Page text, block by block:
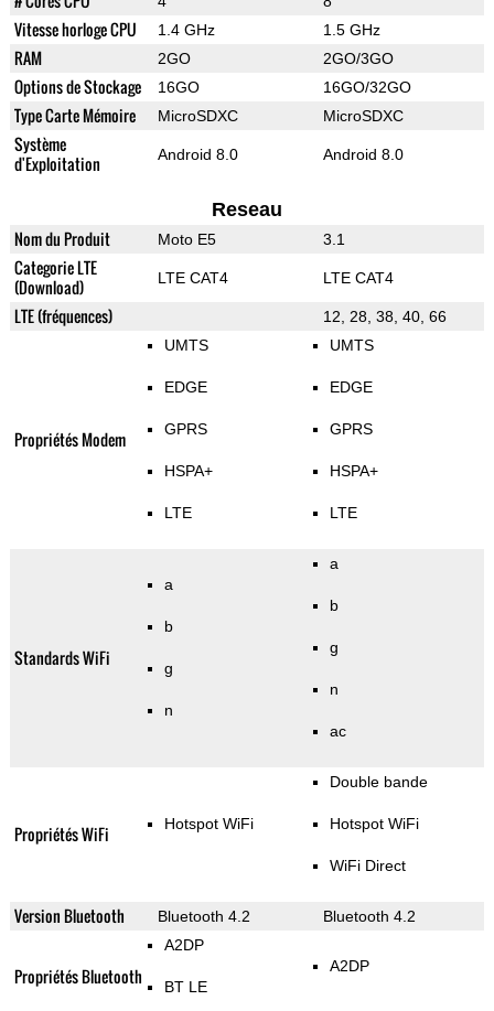
Vitesse horloge CPU 1.4 GHz 1.5 GHz
RAM 2GO 2GO/3GO
Options de Stockage 16GO 16GO/32GO
Type Carte Mémoire MicroSDXC MicroSDXC
Système
d'Exploitation
Android 8.0 Android 8.0
Reseau
Nom du Produit Moto E5 3.1
Categorie LTE
(Download)
LTE CAT4 LTE CAT4
LTE (fréquences) 12, 28, 38, 40, 66
Propriétés Modem
UMTS
EDGE
GPRS
HSPA+
LTE
UMTS
EDGE
GPRS
HSPA+
LTE
Standards WiFi
a
b
g
n
a
b
g
n
ac
Propriétés WiFi Hotspot WiFi
Double bande
Hotspot WiFi
WiFi Direct
Version Bluetooth Bluetooth 4.2 Bluetooth 4.2
Propriétés Bluetooth
A2DP
BT LE
A2DP